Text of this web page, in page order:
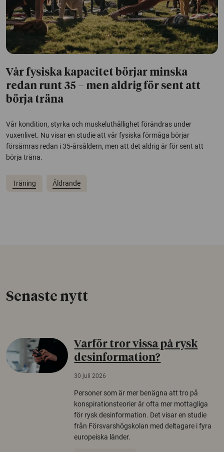
Vår fysiska kapacitet börjar minska
redan runt 35 – men aldrig för sent att
börja träna
Vår kondition, styrka och muskeluthållighet förändras under
vuxenlivet. Nu visar en studie att vår fysiska förmåga börjar
försämras redan i 35-årsåldern, men att det aldrig är för sent att
börja träna.
Träning Åldrande
Senaste nytt
Varför tror vissa på rysk
desinformation?
30 juli 2026
Personer som är mer benägna att tro på
konspirationsteorier är ofta mer mottagliga
för rysk desinformation. Det visar en studie
från Försvarshögskolan med deltagare i fyra
europeiska länder.